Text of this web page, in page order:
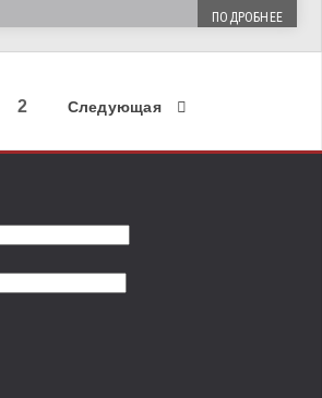
ПОДРОБНЕЕ
2 Следующая